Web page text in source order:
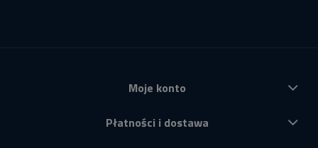
Moje konto
Płatności i dostawa